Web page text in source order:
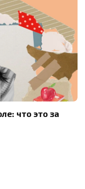
что это за